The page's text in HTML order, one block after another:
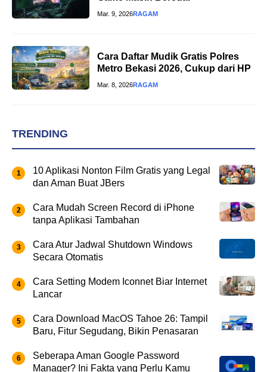
Mar. 9, 2026RAGAM
Cara Daftar Mudik Gratis Polres
Metro Bekasi 2026, Cukup dari HP
Mar. 8, 2026RAGAM
TRENDING
10 Aplikasi Nonton Film Gratis yang Legal
dan Aman Buat JBers
Cara Mudah Screen Record di iPhone
tanpa Aplikasi Tambahan
Cara Atur Jadwal Shutdown Windows
Secara Otomatis
Cara Setting Modem Iconnet Biar Internet
Lancar
Cara Download MacOS Tahoe 26: Tampil
Baru, Fitur Segudang, Bikin Penasaran
Seberapa Aman Google Password
Manager? Ini Fakta yang Perlu Kamu